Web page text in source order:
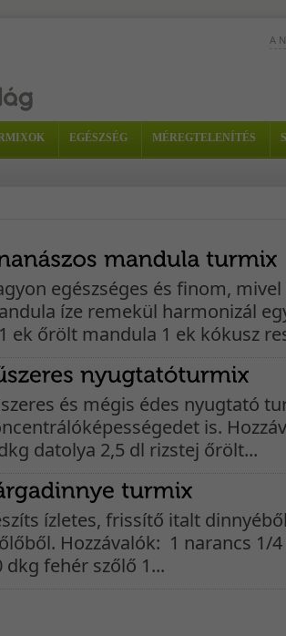
A
EGÉSZSÉG MÉREGTELENÍTÉS
egészséges és finom, mivel
íze remekül harmonizál
ek őrölt mandula 1 ek kókusz
és mégis édes nyugtató
is.
datolya 2,5 dl rizstej őrölt...
ízletes, frissítő italt
Hozzávalók: 1 narancs 1/
dkg fehér szőlő 1...